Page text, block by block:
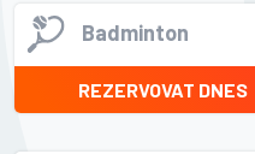
Badminton
REZERVOVAT DNES